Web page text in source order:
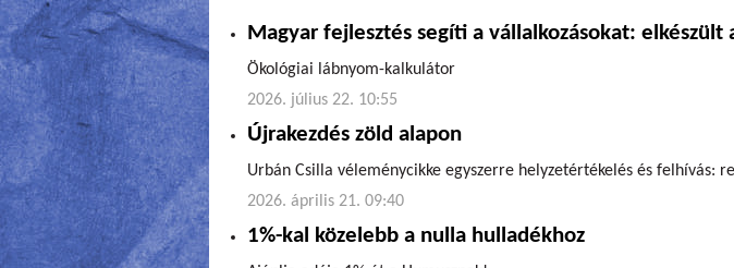
Magyar fejlesztés segíti a vállalkozásokat:
Ökológiai lábnyom-kalkulátor
2026. július 22. 10:55
Újrakezdés zöld alapon
Urbán Csilla véleménycikke egyszerre helyzetértékelés és felhívás:
2026. április 21. 09:40
1%-kal közelebb a nulla hulladékhoz